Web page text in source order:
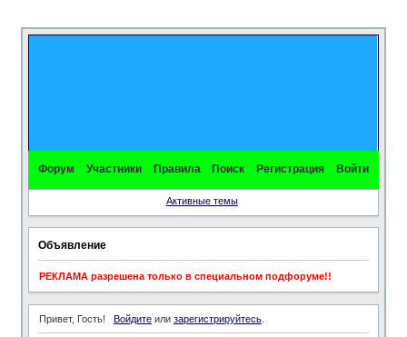
Форум Участники Правила Поиск Регистрация Войти
Активные темы
Объявление
РЕКЛАМА разрешена только в специальном подфоруме!!
Привет, Гость! Войдитеили зарегистрируйтесь.